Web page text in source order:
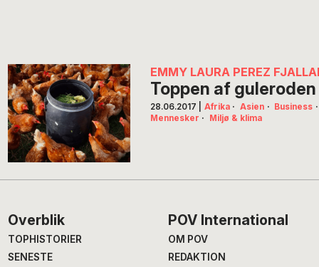
EMMY LAURA PEREZ
Toppen af guleroden
28.06.2017 Afrika · Asien · Business ·
Mennesker · Miljø & klima
Footer
Overblik
TOPHISTORIER
SENESTE
POV International
OM POV
REDAKTION